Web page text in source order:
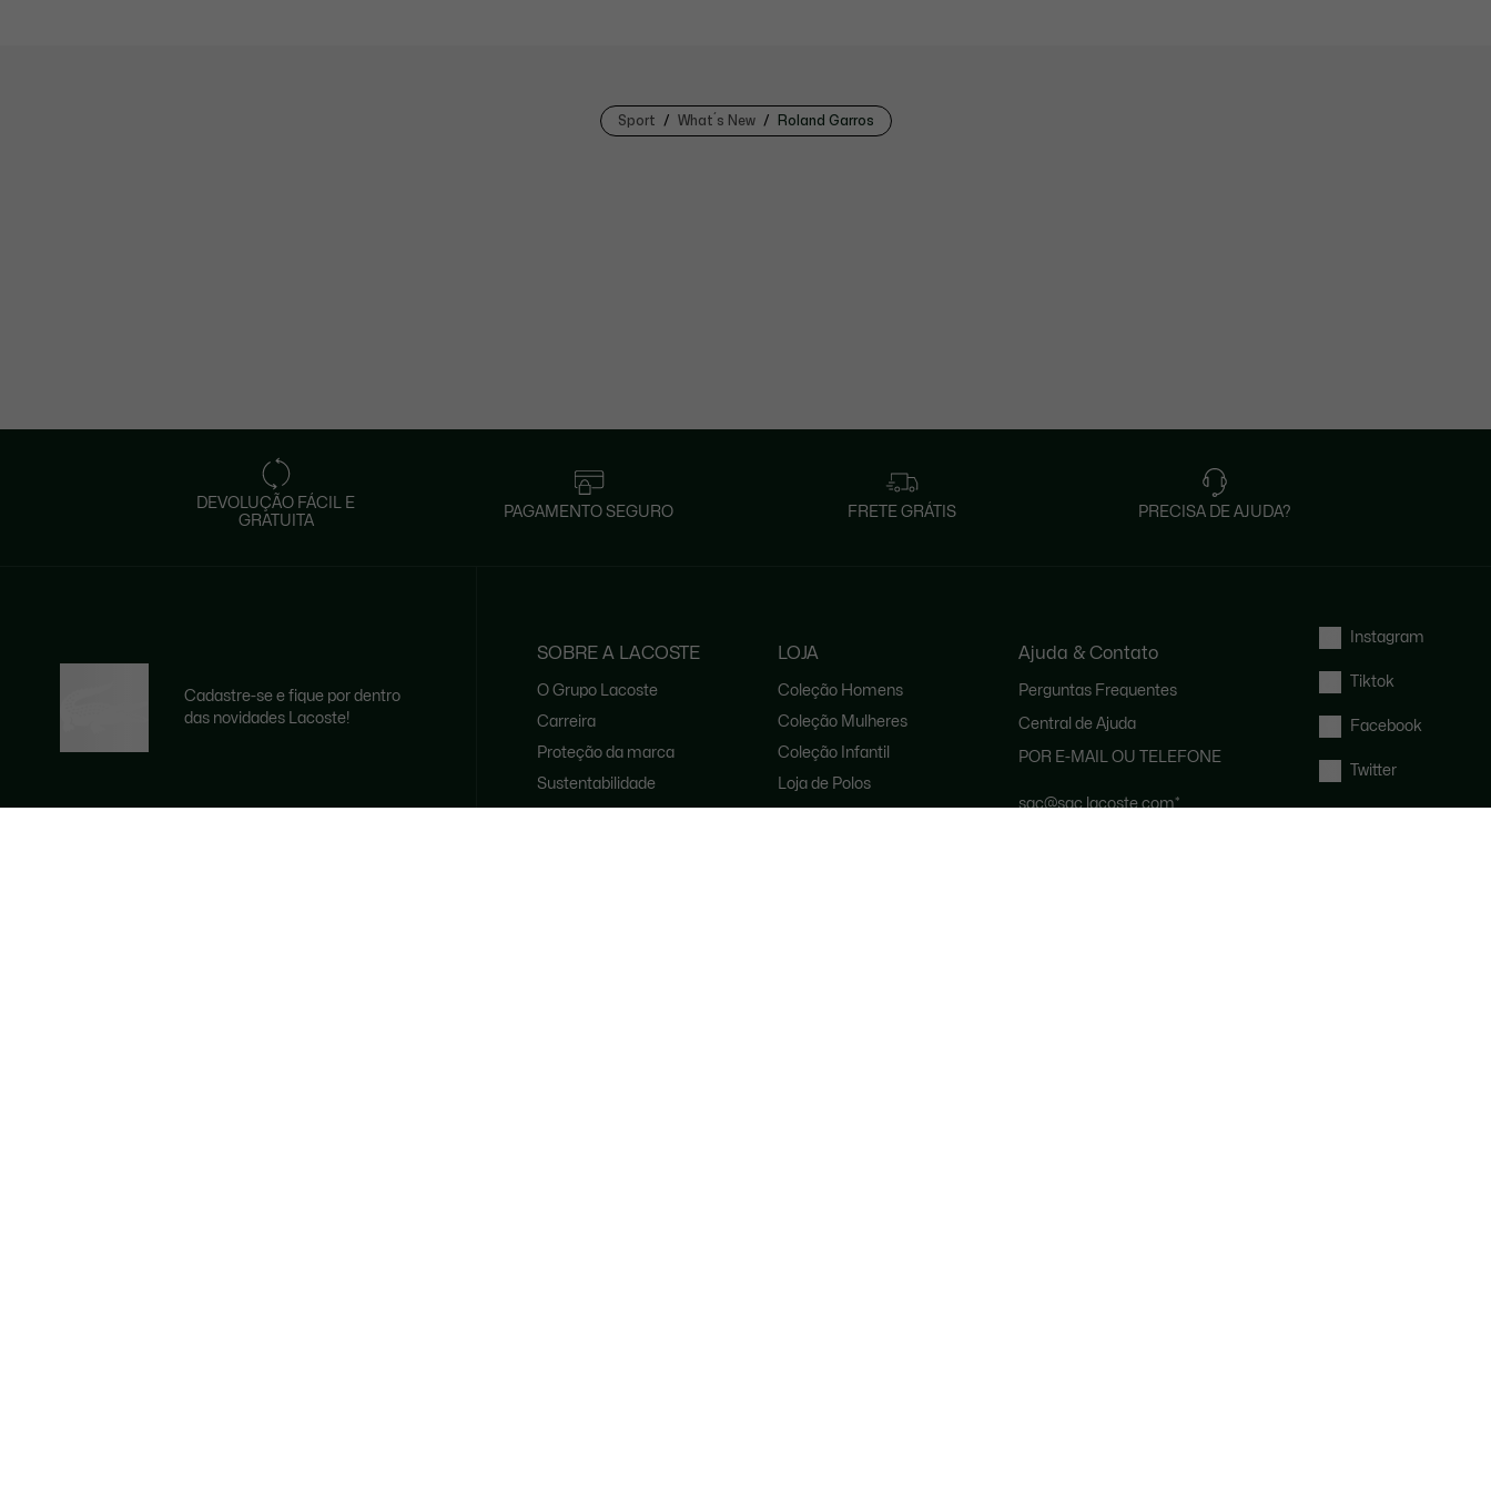
Sport What´s New Roland Garros
DEVOLUÇÃO FÁCIL E
GRATUITA
PAGAMENTO SEGURO FRETE GRÁTIS PRECISA DE AJUDA?
Cadastre-se e fique por dentro
das novidades Lacoste!
SOBRE A LACOSTE
O Grupo Lacoste
Carreira
Proteção da marca
Sustentabilidade
LOJA
Coleção Homens
Coleção Mulheres
Coleção Infantil
Loja de Polos
Ajuda & Contato
Perguntas Frequentes
Central de Ajuda
POR E-MAIL OU TELEFONE
sac@sac.lacoste.com*
Instagram
Tiktok
Facebook
Twitter